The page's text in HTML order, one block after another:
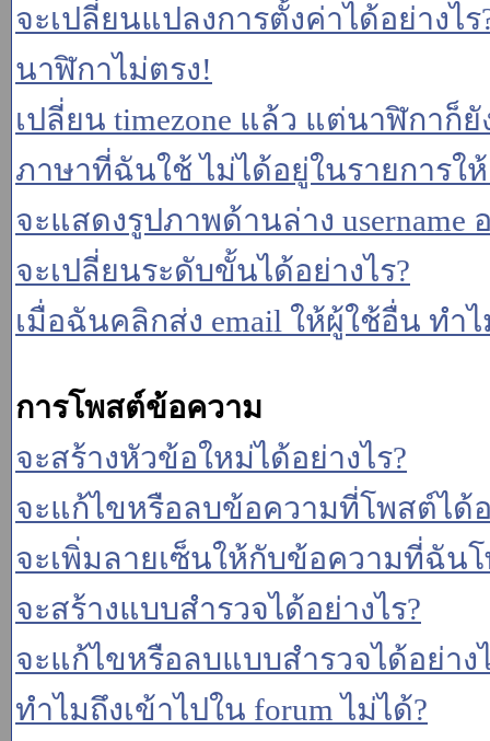
จะเปลี่ยนแปลงการตั้งค่าได้อย่างไร
นาฬิกาไม่ตรง!
เปลี่ยน timezone แล้ว แต่นาฬิกาก็ยั
ภาษาที่ฉันใช้ ไม่ได้อยู่ในรายการใ
จะแสดงรูปภาพด้านล่าง username
จะเปลี่ยนระดับขั้นได้อย่างไร?
เมื่อฉันคลิกส่ง email ให้ผู้ใช้อื่น ทำ
การโพสต์ข้อความ
จะสร้างหัวข้อใหม่ได้อย่างไร?
จะแก้ไขหรือลบข้อความที่โพสต์ได้อ
จะเพิ่มลายเซ็นให้กับข้อความที่ฉันโ
จะสร้างแบบสำรวจได้อย่างไร?
จะแก้ไขหรือลบแบบสำรวจได้อย่าง
ทำไมถึงเข้าไปใน forum ไม่ได้?